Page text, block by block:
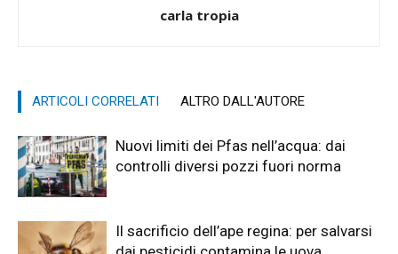
carla tropia
ARTICOLI CORRELATI ALTRO DALL'AUTORE
Nuovi limiti dei Pfas nell’acqua: dai
controlli diversi pozzi fuori norma
Il sacrificio dell’ape regina: per salvarsi